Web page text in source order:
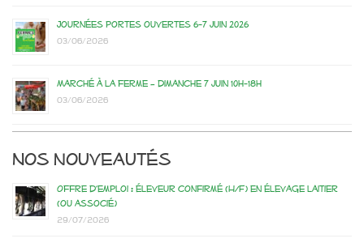
Journées portes ouvertes 6-7 juin 2026
03/06/2026
Marché à la ferme – dimanche 7 juin 10h-18h
03/06/2026
Nos nouveautés
Offre d’emploi : éleveur confirmé (H/F) en élevage laitier
(ou associé)
29/07/2026